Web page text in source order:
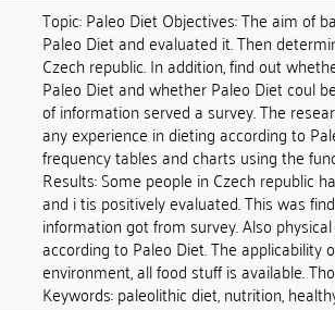
Topic: Paleo Diet Objectives: The aim of
Paleo Diet and evaluated it. Then
Czech republic. In addition, find out
Paleo Diet and whether Paleo Diet coul
of information served a survey. The
any experience in dieting according to
frequency tables and charts using the
Results: Some people in Czech republic
and i tis positively evaluated. This was
information got from survey. Also
according to Paleo Diet. The
environment, all food stuff is available.
Keywords: paleolithic diet, nutrition,